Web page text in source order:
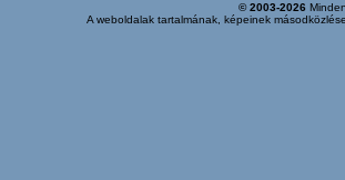
© 2003-2026
A weboldalak tartalmának, képeinek